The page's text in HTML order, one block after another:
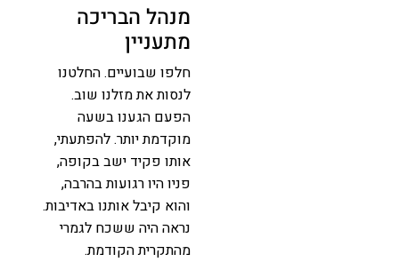
מנהל הבריכה
מתעניין
חלפו שבועיים. החלטנו
לנסות את מזלנו שוב.
הפעם הגענו בשעה
מוקדמת יותר. להפתעתי,
אותו פקיד ישב בקופה,
פניו היו רגועות בהרבה,
והוא קיבל אותנו באדיבות.
נראה היה ששכח לגמרי
מהתקרית הקודמת.